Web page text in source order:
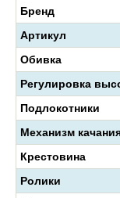
Бренд
Артикул
Обивка
Регулировка
Подлокотники
Механизм
Крестовина
Ролики